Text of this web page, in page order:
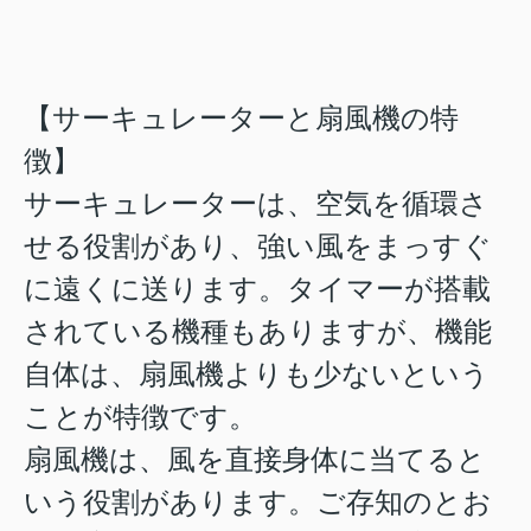
【サーキュレーターと扇風機の特
徴】
サーキュレーターは、空気を循環さ
せる役割があり、強い風をまっすぐ
に遠くに送ります。タイマーが搭載
されている機種もありますが、機能
自体は、扇風機よりも少ないという
ことが特徴です。
扇風機は、風を直接身体に当てると
いう役割があります。ご存知のとお